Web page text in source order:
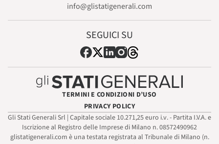
info@glistatigenerali.com
SEGUICI SU
TERMINI E CONDIZIONI D’USO
PRIVACY POLICY
Gli Stati Generali Srl | Capitale sociale 10.271,25 euro i.v. - Partita I.V.A. e
Iscrizione al Registro delle Imprese di Milano n. 08572490962
glistatigenerali.com è una testata registrata al Tribunale di Milano (n.